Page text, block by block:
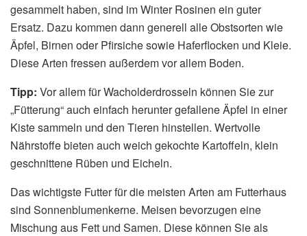
gesammelt haben, sind im Winter Rosinen ein guter
Ersatz. Dazu kommen dann generell alle Obstsorten wie
Äpfel, Birnen oder Pfirsiche sowie Haferflocken und Kleie.
Diese Arten fressen außerdem vor allem Boden.
Tipp: Vor allem für Wacholderdrosseln können Sie zur
„Fütterung“ auch einfach herunter gefallene Äpfel in einer
Kiste sammeln und den Tieren hinstellen. Wertvolle
Nährstoffe bieten auch weich gekochte Kartoffeln, klein
geschnittene Rüben und Eicheln.
Das wichtigste Futter für die meisten Arten am Futterhaus
sind Sonnenblumenkerne. Meisen bevorzugen eine
Mischung aus Fett und Samen. Diese können Sie als